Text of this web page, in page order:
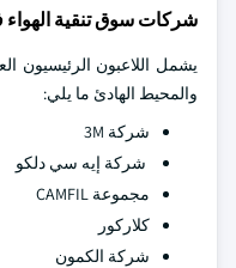
شركات سوق تنقية الهواء
يشمل اللاعبون الرئيسيون
والمحيط الهادئ ما يلي:
شركة 3M
شركة إيه سي دلكو
مجموعة CAMFIL
كلاركور
شركة الكمون